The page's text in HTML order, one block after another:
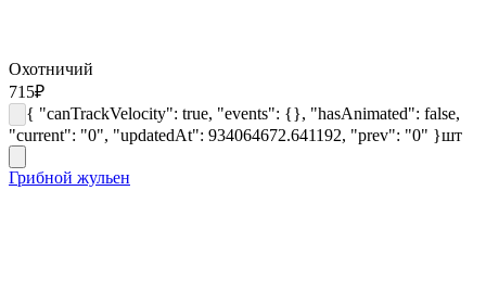
Охотничий
715₽
{ "canTrackVelocity": true, "events": {}, "hasAnimated": false,
"current": "0", "updatedAt": 934064672.641192, "prev": "0" }шт
Грибной жульен